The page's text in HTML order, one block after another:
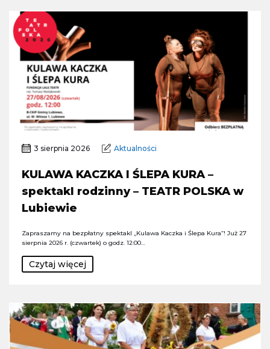
3 sierpnia 2026 Aktualności
KULAWA KACZKA I ŚLEPA KURA –
spektakl rodzinny – TEATR POLSKA w
Lubiewie
Zapraszamy na bezpłatny spektakl „Kulawa Kaczka i Ślepa Kura”! Już 27
sierpnia 2026 r. (czwartek) o godz. 12:00…
Czytaj więcej